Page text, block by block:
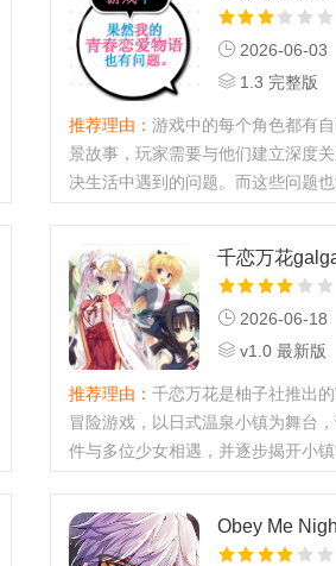
2026-06-03
1.3 完整版
推荐理由： 游戏中的每个角色都有
景故事，玩家需要与他们建立深度
决生活中遇到的问题。而这些问题
千恋万花
2026-06-18
v1.0 最新版
推荐理由： 千恋万花是柚子社推出
冒险游戏，以日式温泉小镇为舞台
件与多位少女相遇，并逐步揭开小
浸感十足。千恋万花...Obey Me
游戏